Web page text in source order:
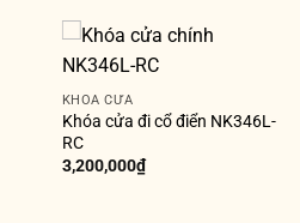
KHÓA CỬA
Khóa cửa đi cổ điển NK346L-
RC
3,200,000₫